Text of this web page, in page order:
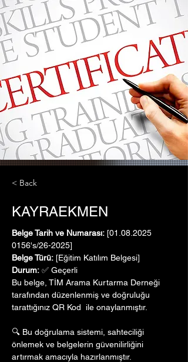
< Back
KAYRAEKMEN
Belge Tarih ve Numarası: [01.08.2025
0156's/26-2025]
Belge Türü: [Eğitim Katılım Belgesi]
Durum: ✅ Geçerli
Bu belge, TİM Arama Kurtarma Derneği
tarafından düzenlenmiş ve doğruluğu
tarattığınız QR Kod  ile onaylanmıştır.
🔍 Bu doğrulama sistemi, sahteciliği
önlemek ve belgelerin güvenilirliğini
artırmak amacıyla hazırlanmıştır.